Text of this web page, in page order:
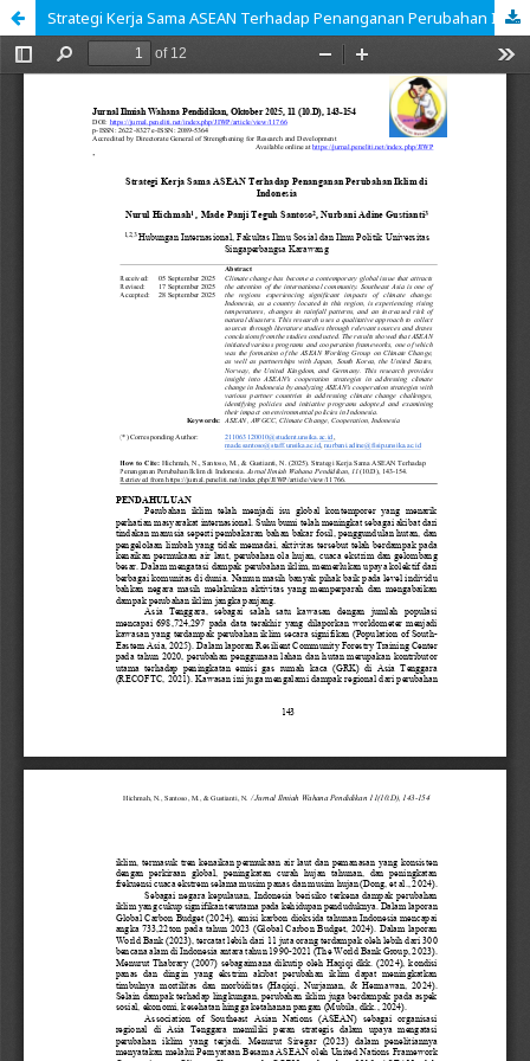
Strategi Kerja Sama ASEAN Terhadap Penanganan Perubahan Iklim di Indonesia